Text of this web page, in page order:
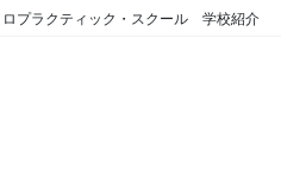
ロプラクティック・スクール 学校紹介